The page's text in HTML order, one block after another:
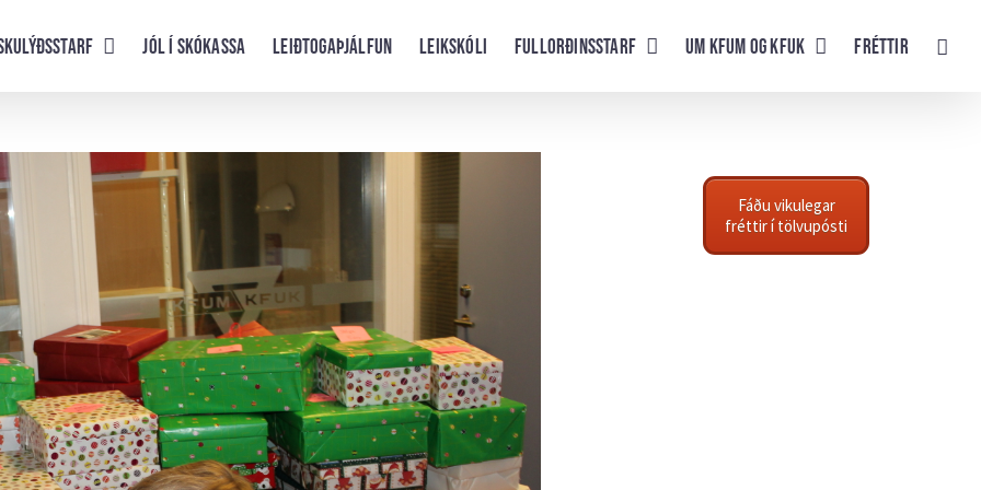
Jól í skókassa Leiðtogaþjálfun Leikskóli Fullorðinsstarf UM KFUM og KFUK Fréttir
Fáðu vikulegar
fréttir í tölvupósti